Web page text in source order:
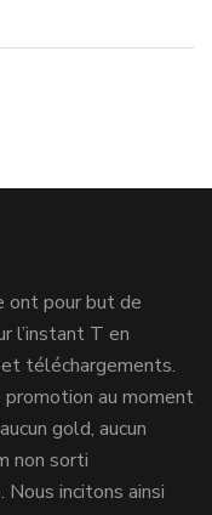
ont pour but de
l’instant T en
téléchargements.
promotion au moment
gold, aucun
non sorti
incitons ainsi